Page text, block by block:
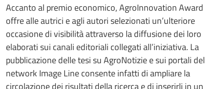
Accanto al premio economico, AgroInnovation Award
offre alle autrici e agli autori selezionati un’ulteriore
occasione di visibilità attraverso la diffusione dei loro
elaborati sui canali editoriali collegati all’iniziativa. La
pubblicazione delle tesi su AgroNotizie e sui portali del
network Image Line consente infatti di ampliare la
circolazione dei risultati della ricerca e di inserirli in un